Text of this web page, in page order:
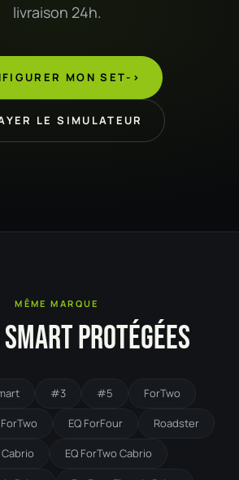
livraison 24h.
MON SET->
LE SIMULATEUR
MÊME MARQUE
PROTÉGÉES
#3 #5 ForTwo
ForTwo EQ ForFour Roadster
EQ ForTwo Cabrio